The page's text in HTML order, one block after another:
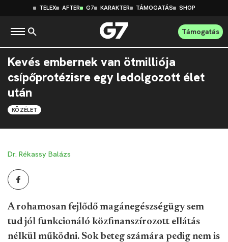
TELEX AFTER G7 KARAKTER TÁMOGATÁS SHOP
Támogatás
Kevés embernek van ötmilliója
csípőprotézisre egy ledolgozott élet
után
KÖZÉLET
Dr. Rékassy Balázs
A rohamosan fejlődő magánegészségügy sem
tud jól funkcionáló közfinanszírozott ellátás
nélkül működni. Sok beteg számára pedig nem is